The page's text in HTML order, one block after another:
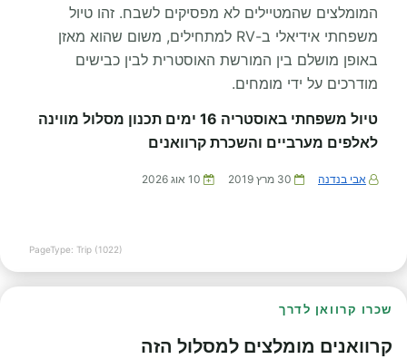
המומלצים שהמטיילים לא מפסיקים לשבח. זהו טיול
משפחתי אידיאלי ב-RV למתחילים, משום שהוא מאזן
באופן מושלם בין המורשת האוסטרית לבין כבישים
מודרכים על ידי מומחים.
טיול משפחתי באוסטריה 16 ימים תכנון מסלול מווינה
לאלפים מערביים והשכרת קרוואנים
אבי בנדנה 30 מרץ 2019 10 אוג 2026
PageType: Trip (1022)
שכרו קרוואן לדרך
קרוואנים מומלצים למסלול הזה